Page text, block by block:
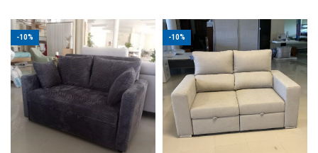
-10% -10%